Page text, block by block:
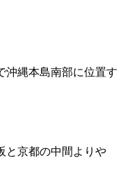
沖縄本島南部に位置す
と京都の中間よりや